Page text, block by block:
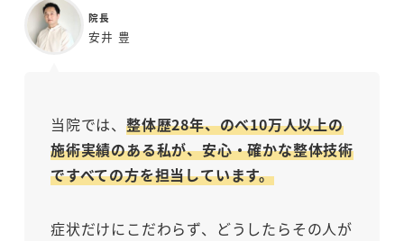
院長
安井 豊
当院では、 整体歴28年、のべ10万人以上の
施術実績のある私が、安心・確かな整体技術
ですべての方を担当しています。
症状だけにこだわらず、どうしたらその人が